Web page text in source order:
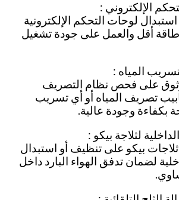
لوحات التحكم الإلكترونية
طاقة أقل والعمل على جودة تشغيل
على فحص نظام التصريف
تصريف المياه أو أي تسريب
بكفاءة وجودة عالية.
بيكو على تنظيف أو استبدال
لضمان تدفق الهواء البارد داخل